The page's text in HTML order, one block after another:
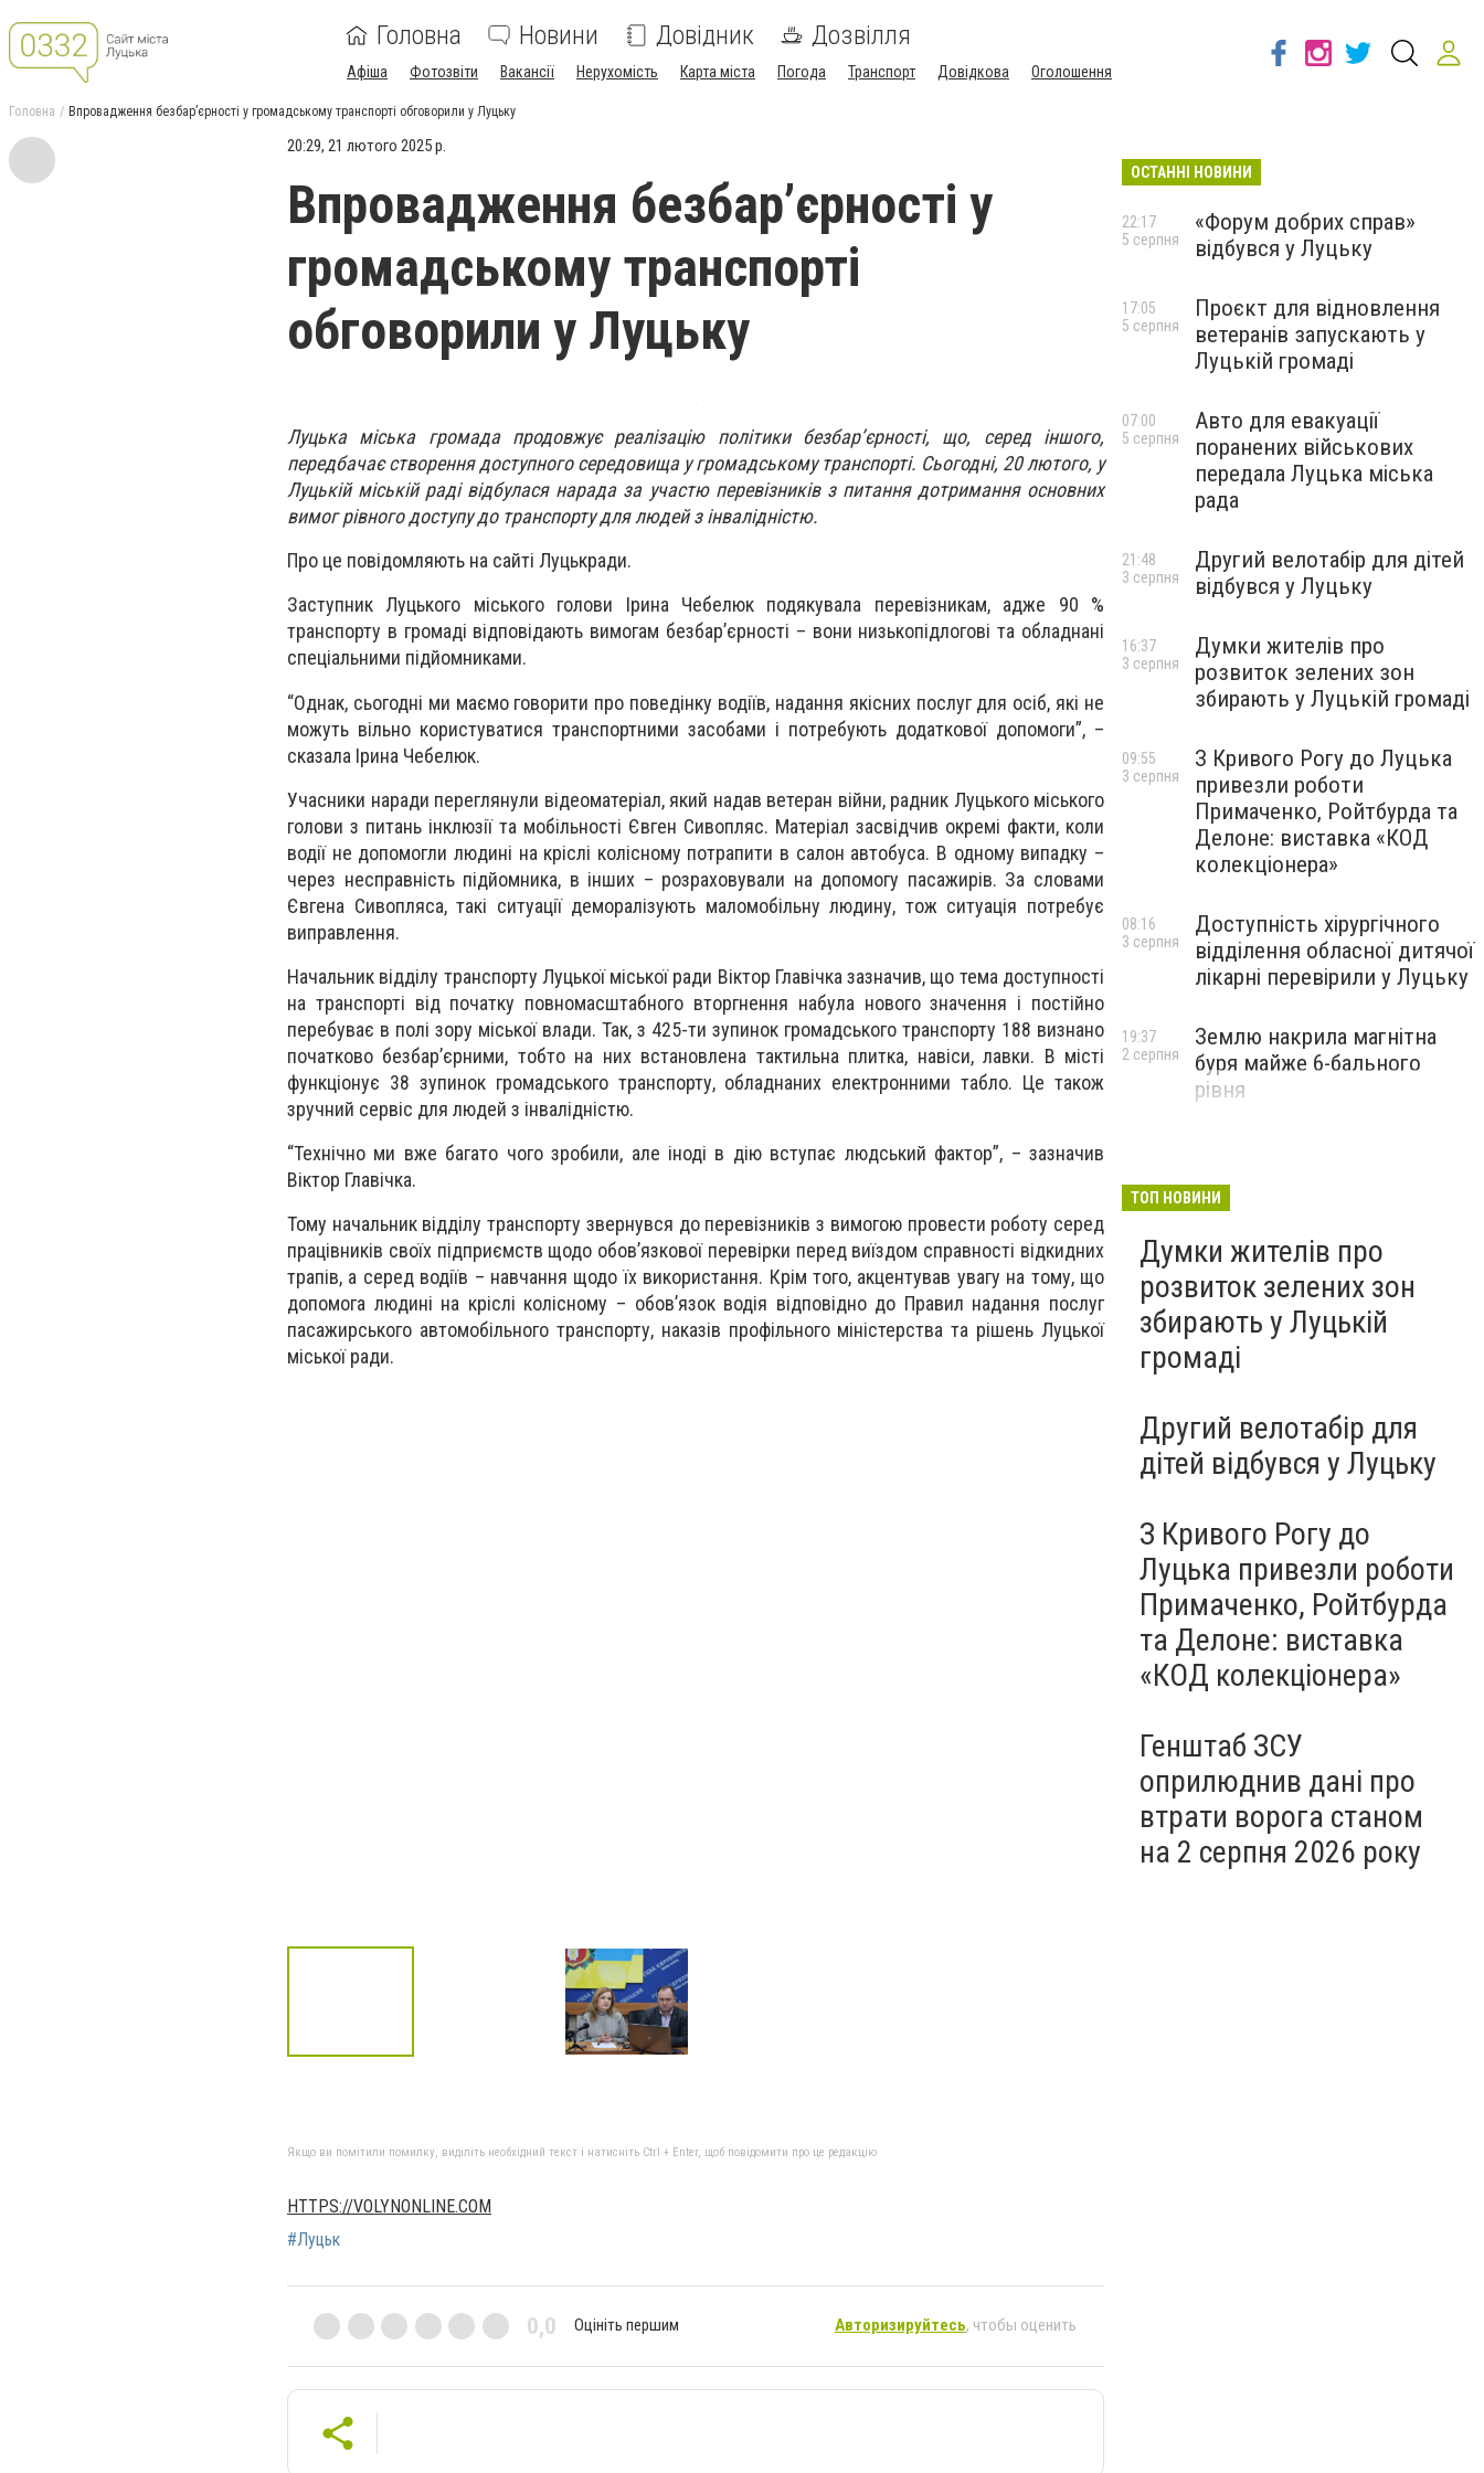
Головна Новини Довідник Дозвілля
Афіша Фотозвіти Вакансії Нерухомість Карта міста Погода Транспорт Довідкова Оголошення
Головна Впровадження безбар’єрності у громадському транспорті обговорили у Луцьку
20:29, 21 лютого 2025 р.
Впровадження безбар’єрності у
громадському транспорті
обговорили у Луцьку
Луцька міська громада продовжує реалізацію політики безбар’єрності, що, серед іншого,
передбачає створення доступного середовища у громадському транспорті. Сьогодні, 20 лютого, у
Луцькій міській раді відбулася нарада за участю перевізників з питання дотримання основних
вимог рівного доступу до транспорту для людей з інвалідністю.
Про це повідомляють на сайті Луцькради.
Заступник Луцького міського голови Ірина Чебелюк подякувала перевізникам, адже 90 %
транспорту в громаді відповідають вимогам безбар’єрності – вони низькопідлогові та обладнані
спеціальними підйомниками.
“Однак, сьогодні ми маємо говорити про поведінку водіїв, надання якісних послуг для осіб, які не
можуть вільно користуватися транспортними засобами і потребують додаткової допомоги”, –
сказала Ірина Чебелюк.
Учасники наради переглянули відеоматеріал, який надав ветеран війни, радник Луцького міського
голови з питань інклюзії та мобільності Євген Сивопляс. Матеріал засвідчив окремі факти, коли
водії не допомогли людині на кріслі колісному потрапити в салон автобуса. В одному випадку –
через несправність підйомника, в інших – розраховували на допомогу пасажирів. За словами
Євгена Сивопляса, такі ситуації деморалізують маломобільну людину, тож ситуація потребує
виправлення.
Начальник відділу транспорту Луцької міської ради Віктор Главічка зазначив, що тема доступності
на транспорті від початку повномасштабного вторгнення набула нового значення і постійно
перебуває в полі зору міської влади. Так, з 425-ти зупинок громадського транспорту 188 визнано
початково безбар’єрними, тобто на них встановлена тактильна плитка, навіси, лавки. В місті
функціонує 38 зупинок громадського транспорту, обладнаних електронними табло. Це також
зручний сервіс для людей з інвалідністю.
“Технічно ми вже багато чого зробили, але іноді в дію вступає людський фактор”, – зазначив
Віктор Главічка.
Тому начальник відділу транспорту звернувся до перевізників з вимогою провести роботу серед
працівників своїх підприємств щодо обов’язкової перевірки перед виїздом справності відкидних
трапів, а серед водіїв – навчання щодо їх використання. Крім того, акцентував увагу на тому, що
допомога людині на кріслі колісному – обов’язок водія відповідно до Правил надання послуг
пасажирського автомобільного транспорту, наказів профільного міністерства та рішень Луцької
міської ради.
Якщо ви помітили помилку, виділіть необхідний текст і натисніть Ctrl + Enter, щоб повідомити про це редакцію
HTTPS://VOLYNONLINE.COM
#Луцьк
0,0 Оцініть першим Авторизируйтесь, чтобы оценить
ОСТАННІ НОВИНИ
«Форум добрих справ»
відбувся у Луцьку
22:17
5 серпня
Проєкт для відновлення
ветеранів запускають у
Луцькій громаді
17:05
5 серпня
Авто для евакуації
поранених військових
передала Луцька міська
рада
07:00
5 серпня
Другий велотабір для дітей
відбувся у Луцьку
21:48
3 серпня
Думки жителів про
розвиток зелених зон
збирають у Луцькій громаді
16:37
3 серпня
З Кривого Рогу до Луцька
привезли роботи
Примаченко, Ройтбурда та
Делоне: виставка «КОД
колекціонера»
09:55
3 серпня
Доступність хірургічного
відділення обласної дитячої
лікарні перевірили у Луцьку
08:16
3 серпня
Землю накрила магнітна
буря майже 6-бального
рівня
19:37
2 серпня
ТОП НОВИНИ
Думки жителів про
розвиток зелених зон
збирають у Луцькій
громаді
Другий велотабір для
дітей відбувся у Луцьку
З Кривого Рогу до
Луцька привезли роботи
Примаченко, Ройтбурда
та Делоне: виставка
«КОД колекціонера»
Генштаб ЗСУ
оприлюднив дані про
втрати ворога станом
на 2 серпня 2026 року